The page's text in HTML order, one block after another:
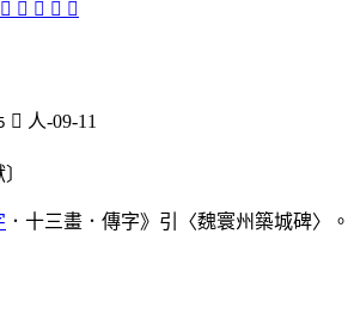
󰒺 󰏞 󰏗 󰏛 󰏖
󰏕 人-09-11
．十三畫．傳字》引〈魏寰州築城碑〉。